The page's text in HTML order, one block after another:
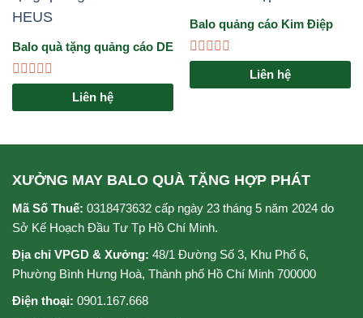
Balo quà tặng quảng cáo DE
HEUS
Được
hạng
Liên hệ
Balo quảng cáo Kim Điệp
Được
hạng
Liên hệ
XƯỞNG MAY BALO QUÀ TẶNG HỢP PHÁT
Mã Số Thuế: 0318473632 cấp ngày 23 tháng 5 năm 2024 do
Sở Kế Hoạch Đầu Tư Tp Hồ Chí Minh.
Địa chỉ VPGD & Xưởng: 48/1 Đường Số 3, Khu Phố 6,
Phường Bình Hưng Hoà, Thành phố Hồ Chí Minh 700000
Điện thoại: 0901.167.668